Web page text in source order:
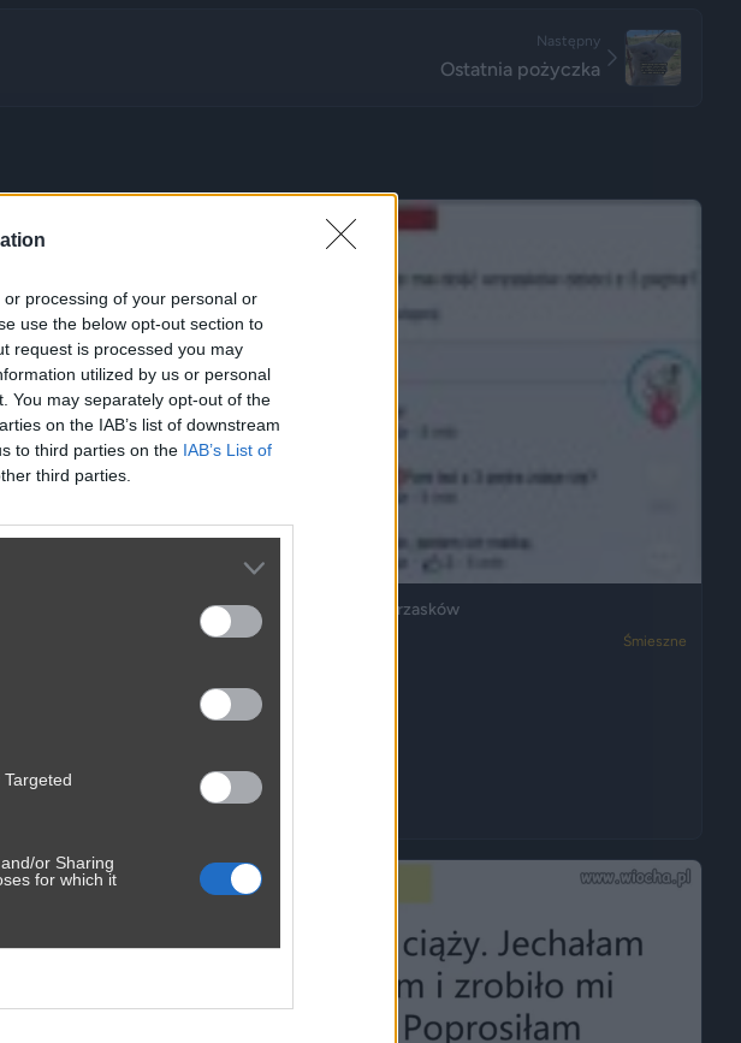
processing of your personal or
use the below opt-out section to
request is processed you may
utilized by us or personal
You may separately opt-out of the
on the IAB’s list of downstream
to third parties on the IAB’s List of
third parties.
or Sharing
for which it
Następny
Ostatnia pożyczka
Ja też mam dosyć ich wrzasków
3050 Śmieszne